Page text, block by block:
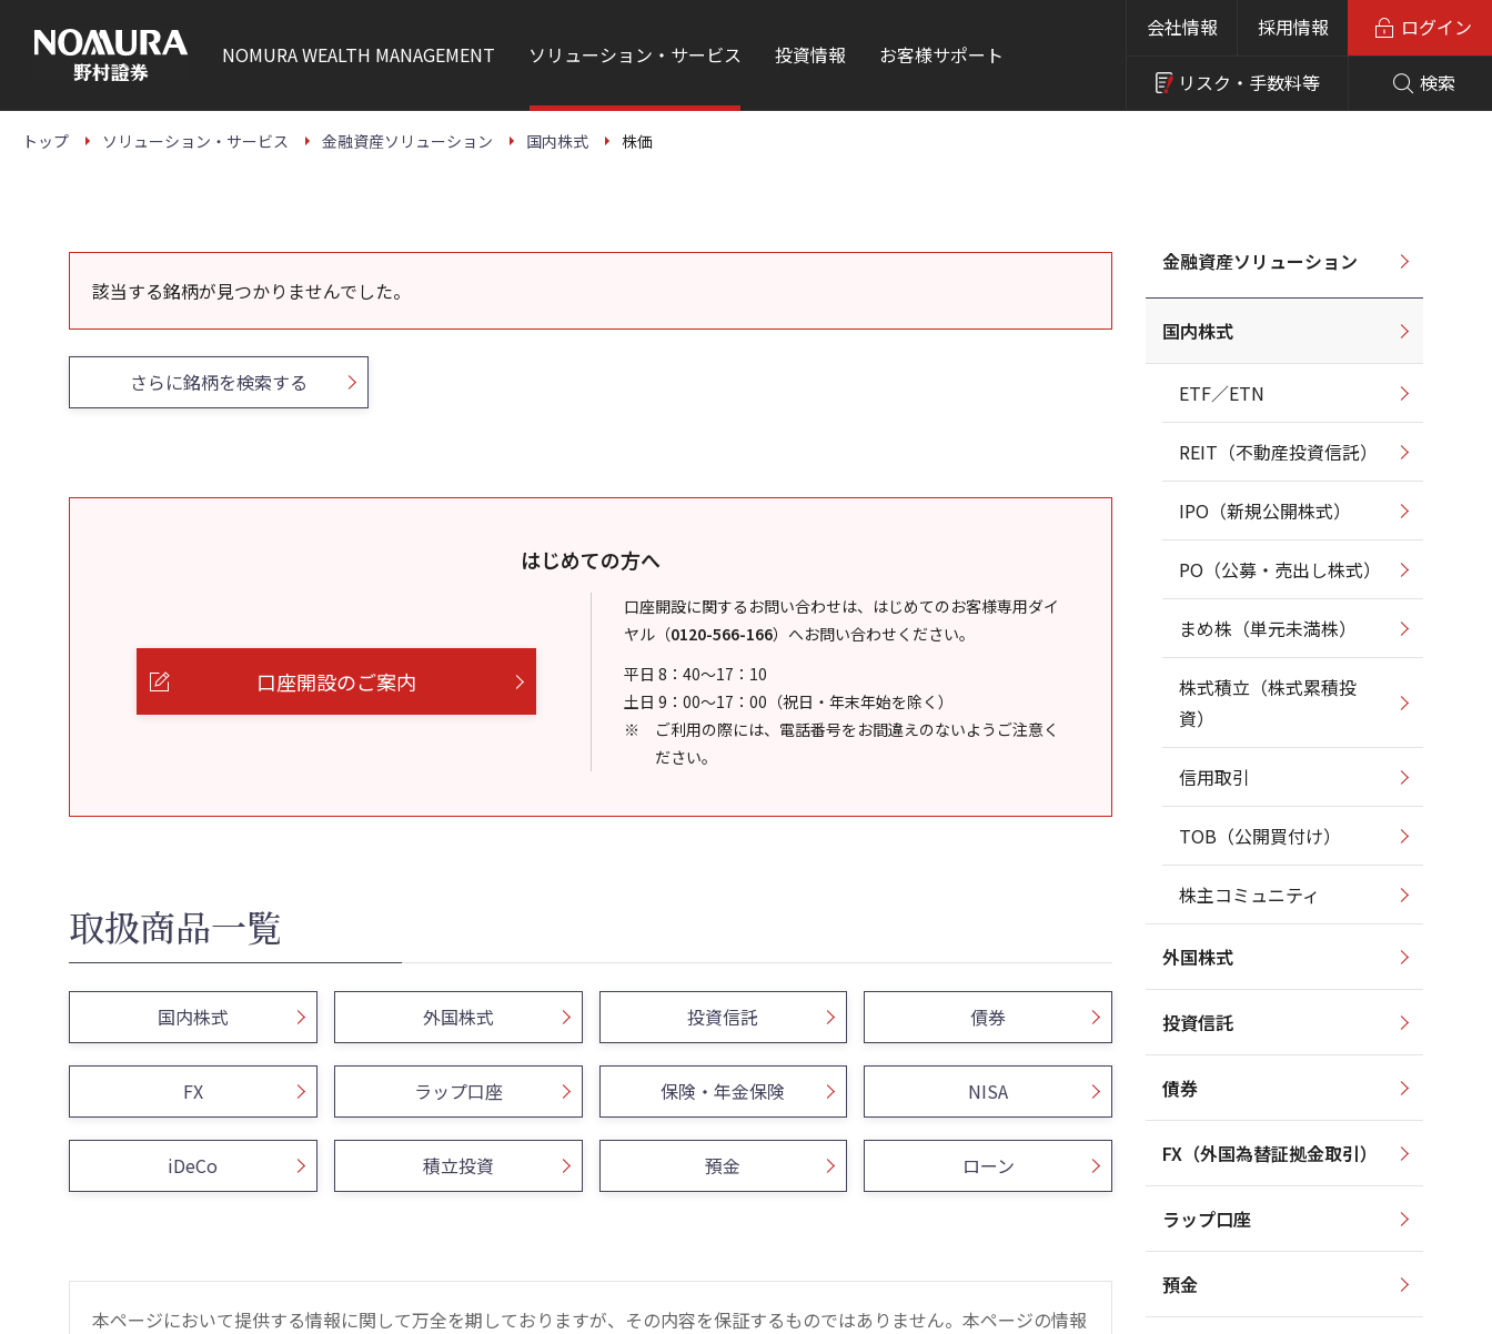
本
NOMURAWEALTH MANAGEMENT ソリューション・サービス 投資情報 お客様サポート
会社情報 採用情報
リスク・ 手数料等 検索
ログイン
トップ ソリューション・サービス 金融資産ソリューション 国内株式 株価
該当する銘柄が見つかりませんでした。
さらに銘柄を検索する
はじめての方へ
口座開設のご案内
口座開設に関するお問い合わせは、はじめてのお客様専用ダイ
ヤル （0120-566-166） へお問い合わせください。
平日 8：40～17：10
土日 9：00～17：00（祝日・年末年始を除く）
ご利用の際には、電話番号をお間違えのないようご注意く
ださい。
取扱商品一覧
国内株式 外国株式 投資信託 債券
FX ラップ口座 保険・年金保険 NISA
iDeCo 積立投資 預金 ローン
本ページにおいて提供する情報に関して万全を期しておりますが、その内容を保証するものではありません。本ページの情報
金融資産ソリューション
国内株式
ETF／ETN
REIT（不動産投資信託）
IPO（新規公開株式）
PO（公募・売出し株式）
まめ株（単元未満株）
株式積立（株式累積投
資）
信用取引
TOB（公開買付け）
株主コミュニティ
外国株式
投資信託
債券
FX（外国為替証拠金取引）
ラップ口座
預金